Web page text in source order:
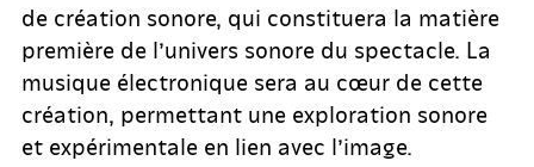
de création sonore, qui constituera la matière
première de l’univers sonore du spectacle. La
musique électronique sera au cœur de cette
création, permettant une exploration sonore
et expérimentale en lien avec l’image.